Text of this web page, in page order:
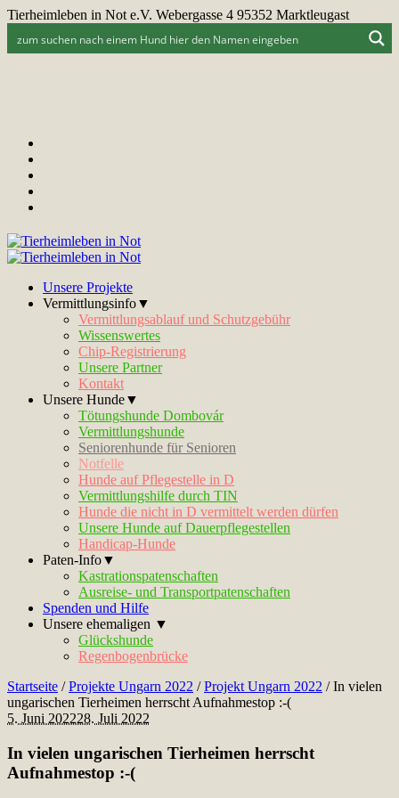
Tierheimleben in Not e.V. Webergasse 4 95352 Marktleugast
Unsere Projekte
Vermittlungsinfo▼
Vermittlungsablauf und Schutzgebühr
Wissenswertes
Chip-Registrierung
Unsere Partner
Kontakt
Unsere Hunde▼
Tötungshunde Dombovár
Vermittlungshunde
Seniorenhunde für Senioren
Notfelle
Hunde auf Pflegestelle in D
Vermittlungshilfe durch TIN
Hunde die nicht in D vermittelt werden dürfen
Unsere Hunde auf Dauerpflegestellen
Handicap-Hunde
Paten-Info▼
Kastrationspatenschaften
Ausreise- und Transportpatenschaften
Spenden und Hilfe
Unsere ehemaligen ▼
Glückshunde
Regenbogenbrücke
Startseite /Projekte Ungarn 2022 /Projekt Ungarn 2022 /In vielen
ungarischen Tierheimen herrscht Aufnahmestop :-(
5. Juni 202228. Juli 2022
In vielen ungarischen Tierheimen herrscht
Aufnahmestop :-(